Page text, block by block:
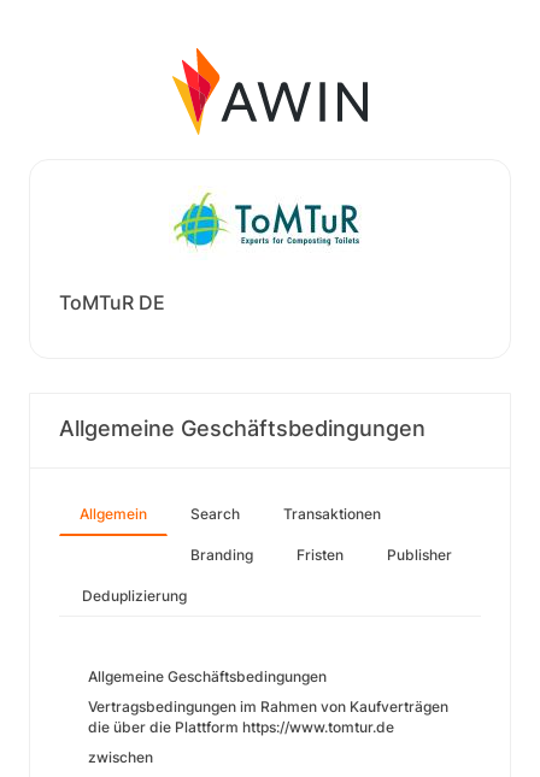
ToMTuR DE
Allgemeine Geschäftsbedingungen
Allgemein Search Transaktionen
Branding Fristen Publisher
Deduplizierung
Allgemeine Geschäftsbedingungen
Vertragsbedingungen im Rahmen von Kaufverträgen
die über die Plattform https://www.tomtur.de
zwischen